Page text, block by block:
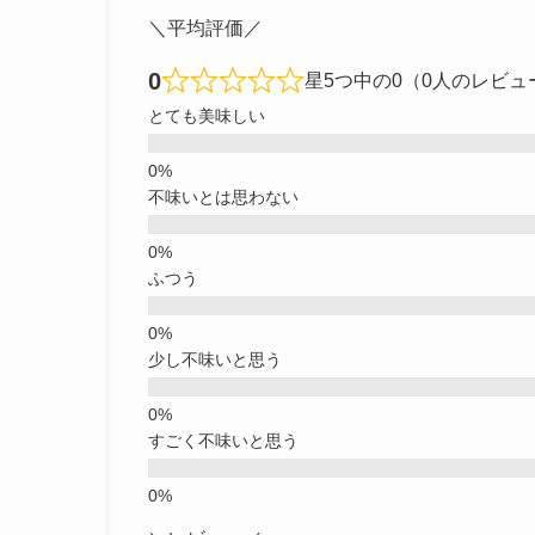
＼平均評価／
0 星5つ中の0（0人のレビュ
とても美味しい
不味いとは思わない
ふつう
少し不味いと思う
すごく不味いと思う